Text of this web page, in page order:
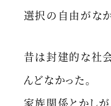
選択の自由がなか
昔は封建的な社
んどなかった。
家族関係とかし